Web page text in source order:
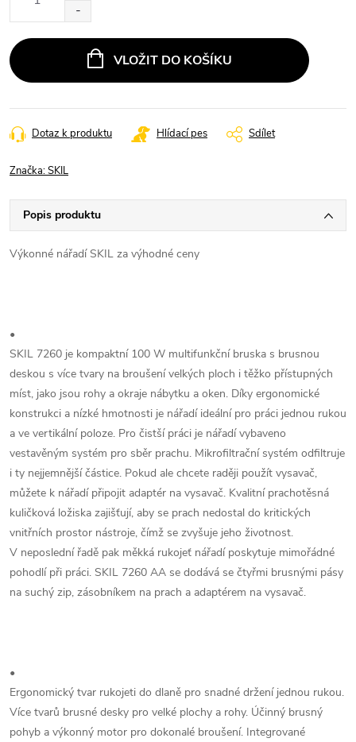
VLOŽIT DO KOŠÍKU
Dotaz k produktu Hlídací pes Sdílet
Značka:SKIL
Popis produktu
Výkonné nářadí SKIL za výhodné ceny
•
SKIL 7260 je kompaktní 100 W multifunkční bruska s brusnou
deskou s více tvary na broušení velkých ploch i těžko přístupných
míst, jako jsou rohy a okraje nábytku a oken. Díky ergonomické
konstrukci a nízké hmotnosti je nářadí ideální pro práci jednou rukou
a ve vertikální poloze. Pro čistší práci je nářadí vybaveno
vestavěným systém pro sběr prachu. Mikrofiltrační systém odfiltruje
i ty nejjemnější částice. Pokud ale chcete raději použít vysavač,
můžete k nářadí připojit adaptér na vysavač. Kvalitní prachotěsná
kuličková ložiska zajišťují, aby se prach nedostal do kritických
vnitřních prostor nástroje, čímž se zvyšuje jeho životnost.
V neposlední řadě pak měkká rukojeť nářadí poskytuje mimořádné
pohodlí při práci. SKIL 7260 AA se dodává se čtyřmi brusnými pásy
na suchý zip, zásobníkem na prach a adaptérem na vysavač.
•
Ergonomický tvar rukojeti do dlaně pro snadné držení jednou rukou.
Více tvarů brusné desky pro velké plochy a rohy. Účinný brusný
pohyb a výkonný motor pro dokonalé broušení. Integrované